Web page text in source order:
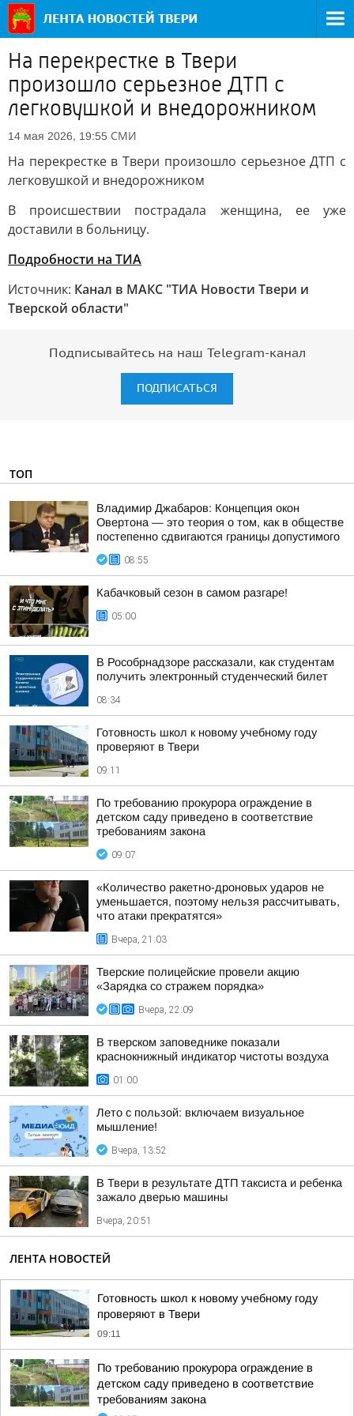
На перекрестке в Твери
произошло серьезное ДТП с
легковушкой и внедорожником
14 мая 2026, 19:55 СМИ
На перекрестке в Твери произошло серьезное ДТП с
легковушкой и внедорожником
В происшествии пострадала женщина, ее уже
доставили в больницу.
Подробности на ТИА
Источник: Канал в МАКС "ТИА Новости Твери и
Тверской области"
Подписывайтесь на наш Telegram-канал
ПОДПИСАТЬСЯ
ТОП
Владимир Джабаров: Концепция окон
Овертона — это теория о том, как в обществе
постепенно сдвигаются границы допустимого
08:55
Кабачковый сезон в самом разгаре!
05:00
В Рособрнадзоре рассказали, как студентам
получить электронный студенческий билет
08:34
Готовность школ к новому учебному году
проверяют в Твери
09:11
По требованию прокурора ограждение в
детском саду приведено в соответствие
требованиям закона
09:07
«Количество ракетно-дроновых ударов не
уменьшается, поэтому нельзя рассчитывать,
что атаки прекратятся»
Вчера, 21:03
Тверские полицейские провели акцию
«Зарядка со стражем порядка»
Вчера, 22:09
В тверском заповеднике показали
краснокнижный индикатор чистоты воздуха
01:00
Лето с пользой: включаем визуальное
мышление!
Вчера, 13:52
В Твери в результате ДТП таксиста и ребенка
зажало дверью машины
Вчера, 20:51
ЛЕНТА НОВОСТЕЙ
Готовность школ к новому учебному году
проверяют в Твери
09:11
По требованию прокурора ограждение в
детском саду приведено в соответствие
требованиям закона